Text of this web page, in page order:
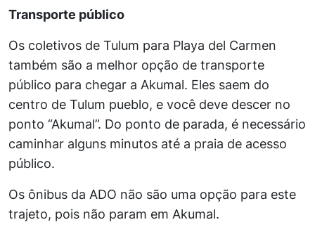
Transporte público
Os coletivos de Tulum para Playa del Carmen
também são a melhor opção de transporte
público para chegar a Akumal. Eles saem do
centro de Tulum pueblo, e você deve descer no
ponto “Akumal”. Do ponto de parada, é necessário
caminhar alguns minutos até a praia de acesso
público.
Os ônibus da ADO não são uma opção para este
trajeto, pois não param em Akumal.